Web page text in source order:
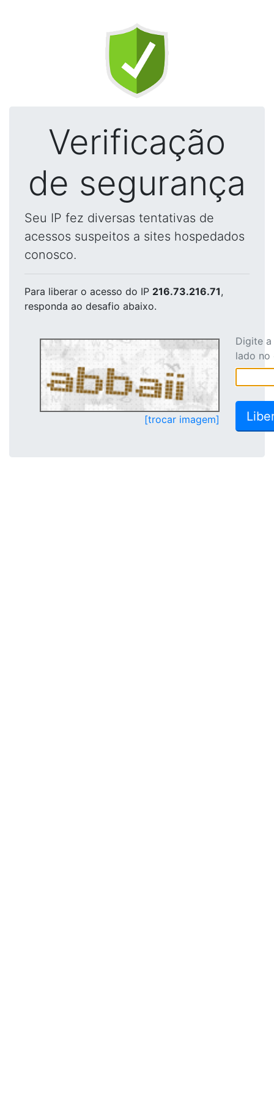
Verificação
de segurança
Seu IP fez diversas tentativas de
acessos suspeitos a sites hospedados
conosco.
Para liberar o acesso do IP 216.73.216.71,
responda ao desafio abaixo.
[trocar imagem]
Digite
lado no